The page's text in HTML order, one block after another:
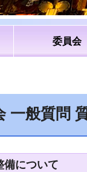
委員会
一般質問
備について